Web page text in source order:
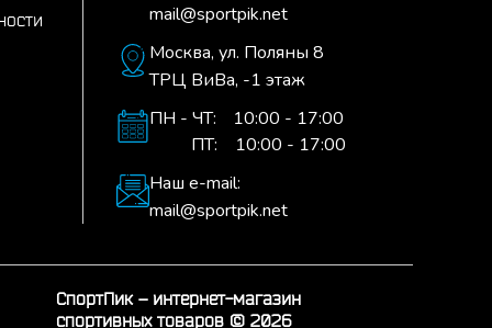
mail@sportpik.net
Москва, ул. Поляны 8
ТРЦ ВиВа, -1 этаж
ПН - ЧТ:
10:00 - 17:00
ПТ:
10:00 - 17:00
Наш e-mail:
mail@sportpik.net
СпортПик – интернет-магазин
спортивных товаров © 2026